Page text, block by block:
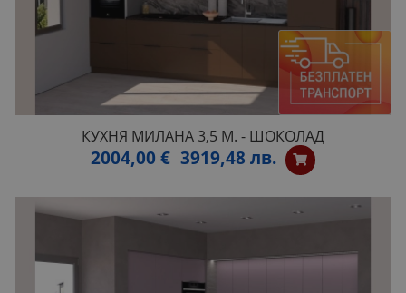
КУХНЯ МИЛАНА 3,5 М. - ШОКОЛАД
2004,00 € 3919,48 лв.